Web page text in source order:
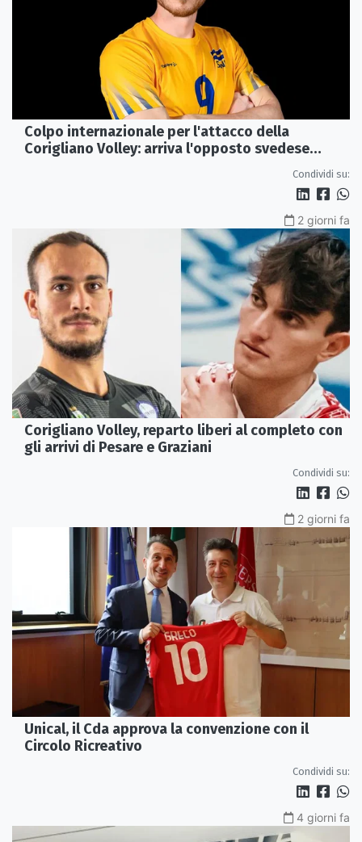
Colpo internazionale per l'attacco della
Corigliano Volley: arriva l'opposto svedese
Condividi su:
2 giorni fa
Corigliano Volley, reparto liberi al completo con
gli arrivi di Pesare e Graziani
Condividi su:
2 giorni fa
Unical, il Cda approva la convenzione con il
Circolo Ricreativo
Condividi su:
4 giorni fa